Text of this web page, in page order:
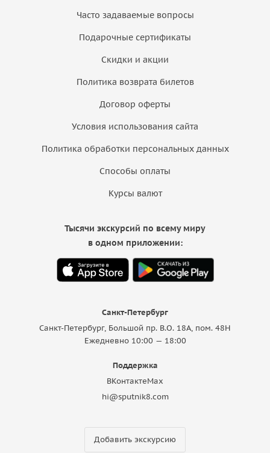
Часто задаваемые вопросы
Подарочные сертификаты
Скидки и акции
Политика возврата билетов
Договор оферты
Условия использования сайта
Политика обработки персональных данных
Способы оплаты
Курсы валют
Санкт-Петербург
Санкт-Петербург, Большой пр. В.О. 18A, пом. 48Н
Ежедневно 10:00 — 18:00
Поддержка
ВКонтактеMax
hi@sputnik8.com
Добавить экскурсию
Тысячи экскурсий по всему миру
в одном приложении: